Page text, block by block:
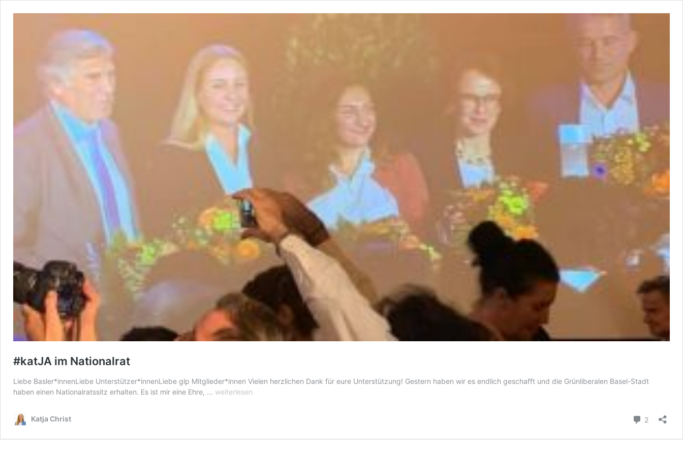
#katJA im Nationalrat
Liebe Basler*innenLiebe Unterstützer*innenLiebe glp Mitglieder*innen Vielen herzlichen Dank für eure Unterstützung! Gestern haben wir es endlich geschafft und die Grünliberalen Basel-Stadt
haben einen Nationalratssitz erhalten. Es ist mir eine Ehre, … #katJA
weiterlesen
Katja Christ 2